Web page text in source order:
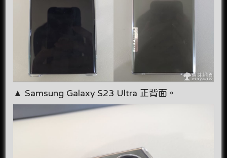
▲ Samsung Galaxy S23 Ultra 正背面。